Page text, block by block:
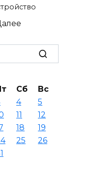
Сб
Вс
4
5
11
12
18
19
25
26